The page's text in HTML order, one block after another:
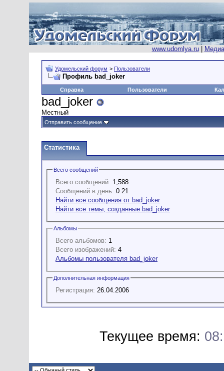
www.udomlya.ru|
Удомельский форум > Пользователи
Профиль bad_joker
Справка Пользователи
bad_joker
Местный
Отправить сообщение
Статистика
Всего сообщений
Всего сообщений: 1,588
Сообщений в день: 0.21
Найти все сообщения от bad_joker
Найти все темы, созданные bad_joker
Альбомы
Всего альбомов: 1
Всего изображений: 4
Альбомы пользователя bad_joker
Дополнительная информация
Регистрация: 26.04.2006
Текущее время: